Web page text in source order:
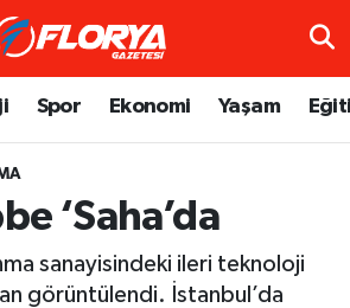
Spor Ekonomi Yaşam
‘Saha’da
sanayisindeki ileri teknoloji
görüntülendi. İstanbul’da
Durumu ve Fikstür